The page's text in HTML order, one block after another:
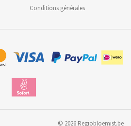
Conditions générales
© 2026 Regiobloemist.be